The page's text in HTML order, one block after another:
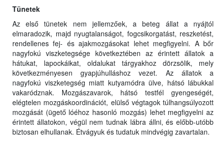
Tünetek
Az első tünetek nem jellemzőek, a beteg állat a nyájtól
elmaradozik, majd nyugtalanságot, fogcsikorgatást, reszketést,
rendellenes fej- és ajakmozgásokat lehet megfigyelni. A bőr
nagyfokú viszketegsége következtében az érintett állatok a
hátukat, lapockáikat, oldalukat tárgyakhoz dörzsölik, mely
következményesen gyapjúhulláshoz vezet. Az állatok a
nagyfokú viszketegség miatt kutyamódra ülve, hátsó lábukkal
vakaródznak. Mozgászavarok, hátsó testfél gyengeségét,
elégtelen mozgáskoordinációt, elülső végtagok túlhangsúlyozott
mozgását (ügető lóéhoz hasonló mozgás) lehet megfigyelni az
érintett állatokon, végül nem tudnak lábra állni, és előbb-utóbb
biztosan elhullanak. Étvágyuk és tudatuk mindvégig zavartalan.